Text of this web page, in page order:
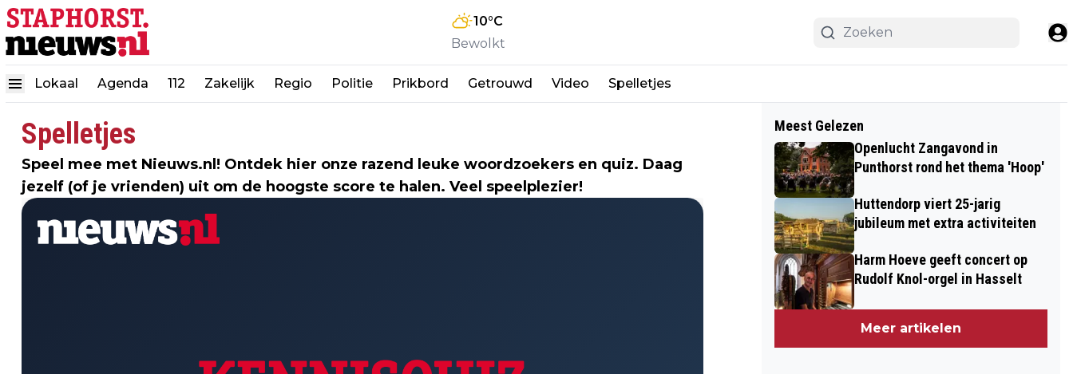
10°C
Bewolkt
Lokaal Agenda 112 Zakelijk Regio Politie Prikbord Getrouwd Video Spelletjes
Spelletjes
Speel mee met Nieuws.nl! Ontdek hier onze razend leuke woordzoekers en quiz. Daag
jezelf (of je vrienden) uit om de hoogste score te halen. Veel speelplezier!
Meest Gelezen
Openlucht Zangavond in
Punthorst rond het thema 'Hoop'
Huttendorp viert 25-jarig
jubileum met extra activiteiten
Harm Hoeve geeft concert op
Rudolf Knol-orgel in Hasselt
Meer artikelen